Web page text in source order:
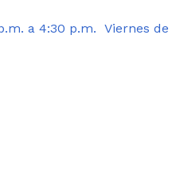
a 4:30 p.m. Viernes